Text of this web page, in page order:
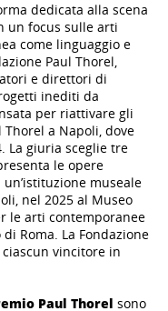
dedicata alla scena
un focus sulle arti
come linguaggio e
Paul Thorel,
e direttori di
inediti da
per riattivare gli
a Napoli, dove
La giuria sceglie tre
le opere
museale
nel 2025 al Museo
le arti contemporanee
Roma. La Fondazione
vincitore in
Paul Thorel sono